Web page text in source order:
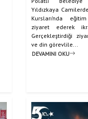
Yıldızkaya
Kursları’nda
ziyaret ederek
Gerçekleştirdiği
ve din görevlile...
DEVAMINI OKU